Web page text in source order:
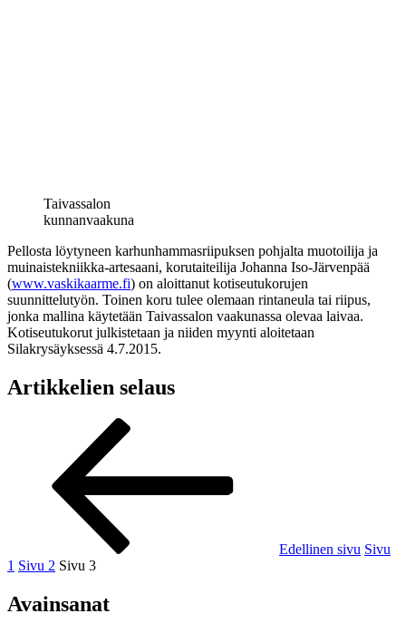
Taivassalon
kunnanvaakuna
Pellosta löytyneen karhunhammasriipuksen pohjalta muotoilija ja
muinaistekniikka-artesaani, korutaiteilija Johanna Iso-Järvenpää
(www.vaskikaarme.fi) on aloittanut kotiseutukorujen
suunnittelutyön. Toinen koru tulee olemaan rintaneula tai riipus,
jonka mallina käytetään Taivassalon vaakunassa olevaa laivaa.
Kotiseutukorut julkistetaan ja niiden myynti aloitetaan
Silakrysäyksessä 4.7.2015.
Artikkelien selaus
Edellinen sivu Sivu
1 Sivu 2 Sivu 3
Avainsanat